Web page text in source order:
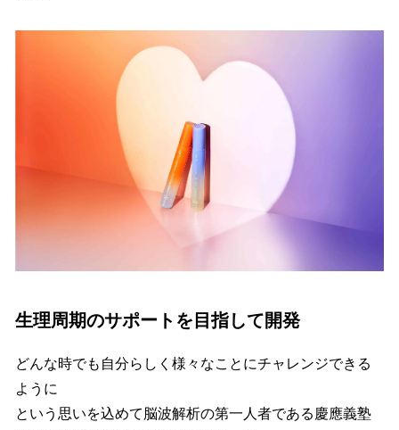
生理周期のサポートを目指して開発
どんな時でも自分らしく様々なことにチャレンジできる
ように
という思いを込めて脳波解析の第一人者である慶應義塾